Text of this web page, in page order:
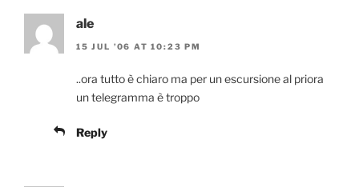
ale
15 JUL ’06 AT 10:23 PM
..ora tutto è chiaro ma per un escursione al priora
un telegramma è troppo
Reply